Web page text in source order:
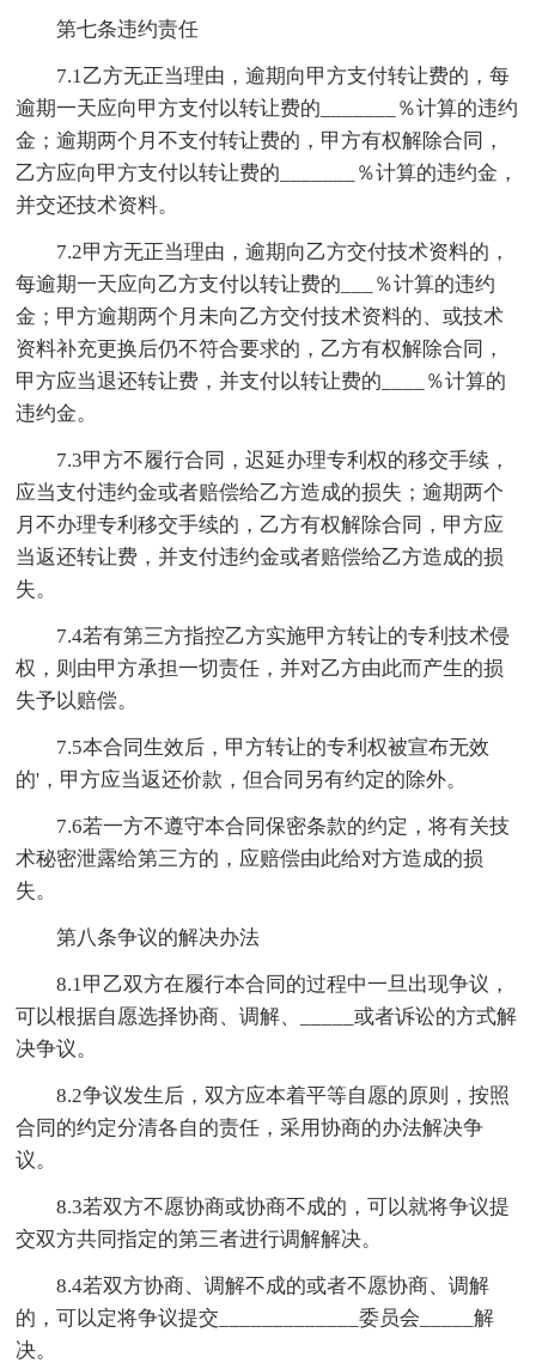
第七条违约责任
7.1乙方无正当理由，逾期向甲方支付转让费的，每
逾期一天应向甲方支付以转让费的_______％计算的违约
金；逾期两个月不支付转让费的，甲方有权解除合同，
乙方应向甲方支付以转让费的_______％计算的违约金，
并交还技术资料。
7.2甲方无正当理由，逾期向乙方交付技术资料的，
每逾期一天应向乙方支付以转让费的___％计算的违约
金；甲方逾期两个月未向乙方交付技术资料的、或技术
资料补充更换后仍不符合要求的，乙方有权解除合同，
甲方应当退还转让费，并支付以转让费的____％计算的
违约金。
7.3甲方不履行合同，迟延办理专利权的移交手续，
应当支付违约金或者赔偿给乙方造成的损失；逾期两个
月不办理专利移交手续的，乙方有权解除合同，甲方应
当返还转让费，并支付违约金或者赔偿给乙方造成的损
失。
7.4若有第三方指控乙方实施甲方转让的专利技术侵
权，则由甲方承担一切责任，并对乙方由此而产生的损
失予以赔偿。
7.5本合同生效后，甲方转让的专利权被宣布无效
的'，甲方应当返还价款，但合同另有约定的除外。
7.6若一方不遵守本合同保密条款的约定，将有关技
术秘密泄露给第三方的，应赔偿由此给对方造成的损
失。
第八条争议的解决办法
8.1甲乙双方在履行本合同的过程中一旦出现争议，
可以根据自愿选择协商、调解、_____或者诉讼的方式解
决争议。
8.2争议发生后，双方应本着平等自愿的原则，按照
合同的约定分清各自的责任，采用协商的办法解决争
议。
8.3若双方不愿协商或协商不成的，可以就将争议提
交双方共同指定的第三者进行调解解决。
8.4若双方协商、调解不成的或者不愿协商、调解
的，可以定将争议提交_____________委员会_____解
决。